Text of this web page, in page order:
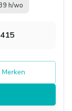
h/wo
Merken